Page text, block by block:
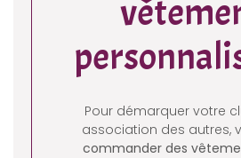
Pour démarquer votre
association des autres,
commander des